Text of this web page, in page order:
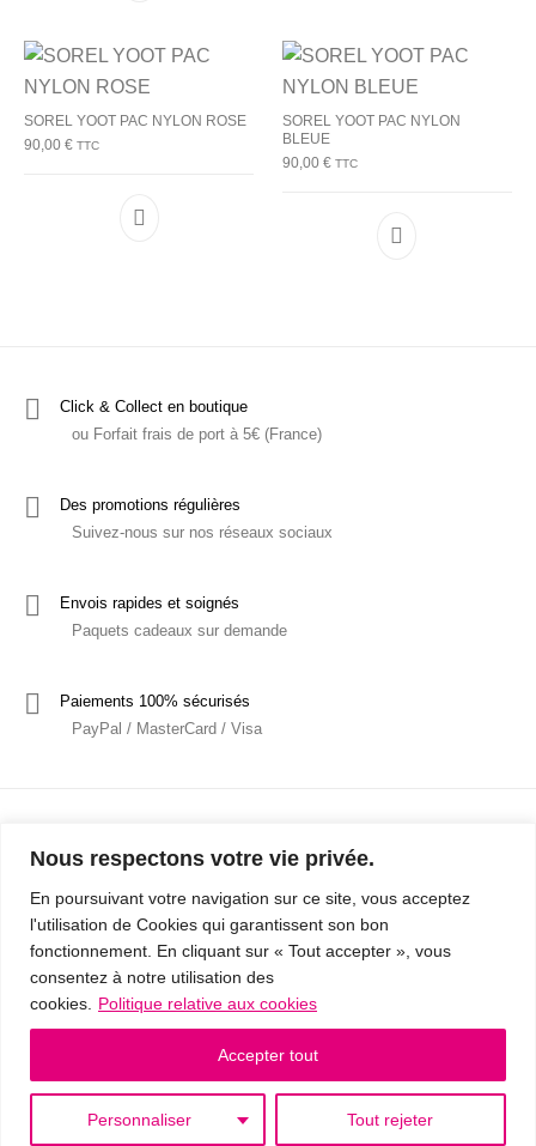
Nous respectons votre vie privée.
En poursuivant votre navigation sur ce site, vous acceptez
l'utilisation de Cookies qui garantissent son bon
fonctionnement. En cliquant sur « Tout accepter », vous
consentez à notre utilisation des
cookies.
Politique relative aux cookies
Personnaliser Tout rejeter
Accepter tout
SOREL YOOT PAC NYLON ROSE
90,00€ TTC
Ce produit a plusieurs variations. Les options
SOREL YOOT PAC NYLON
BLEUE
90,00 € TTC
Ce produit a
Click & Collect en boutique
ou Forfait frais de port à 5€ (France)
Des promotions régulières
Suivez-nous sur nos réseaux sociaux
Envois rapides et soignés
Paquets cadeaux sur demande
Paiements 100% sécurisés
PayPal / MasterCard / Visa
Mentions Légales
Politique de confidentialité / RGPD
Conditions Générales de Vente
© 2019 - Cousins & Cousines